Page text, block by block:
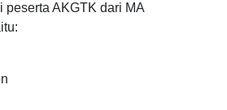
peserta AKGTK dari MA